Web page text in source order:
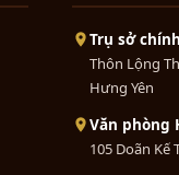
bằng đồng là
nghiệp lựa
Thuyền buồm
là biểu tượng
món quà thuyền
Trụ sở
Thôn Lộng
Hưng Yên
Văn phòng
105 Doãn Kế